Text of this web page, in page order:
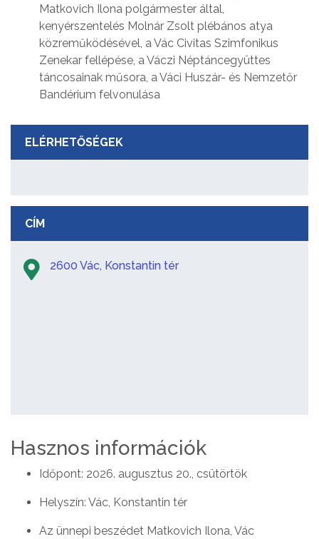
Matkovich Ilona polgármester által,
kenyérszentelés Molnár Zsolt plébános atya
közreműködésével, a Vác Civitas Szimfonikus
Zenekar fellépése, a Váczi Néptáncegyüttes
táncosainak műsora, a Váci Huszár- és Nemzetőr
Bandérium felvonulása
ELÉRHETŐSÉGEK
CÍM
2600 Vác, Konstantin tér
Hasznos információk
Időpont: 2026. augusztus 20., csütörtök
Helyszín: Vác, Konstantin tér
Az ünnepi beszédet Matkovich Ilona, Vác